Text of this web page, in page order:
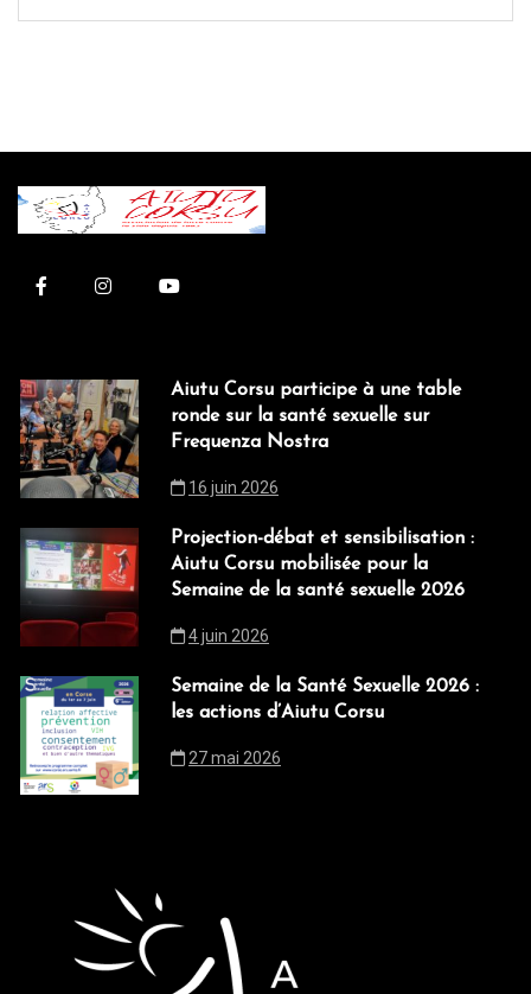
Aiutu Corsu participe à une table
ronde sur la santé sexuelle sur
Frequenza Nostra
16 juin 2026
Projection-débat et sensibilisation :
Aiutu Corsu mobilisée pour la
Semaine de la santé sexuelle 2026
4 juin 2026
Semaine de la Santé Sexuelle 2026 :
les actions d’Aiutu Corsu
27 mai 2026